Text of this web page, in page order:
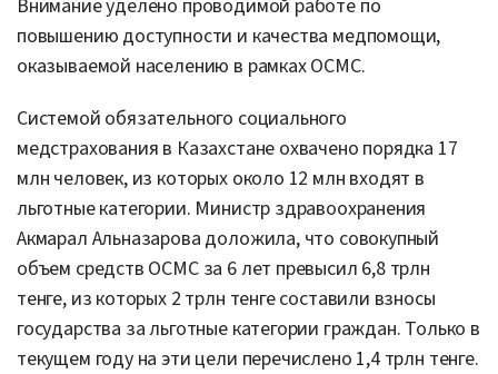
Внимание уделено проводимой работе по
повышению доступности и качества медпомощи,
оказываемой населению в рамках ОСМС.
Системой обязательного социального
медстрахования в Казахстане охвачено порядка 17
млн человек, из которых около 12 млн входят в
льготные категории. Министр здравоохранения
Акмарал Альназарова доложила, что совокупный
объем средств ОСМС за 6 лет превысил 6,8 трлн
тенге, из которых 2 трлн тенге составили взносы
государства за льготные категории граждан. Только в
текущем году на эти цели перечислено 1,4 трлн тенге.